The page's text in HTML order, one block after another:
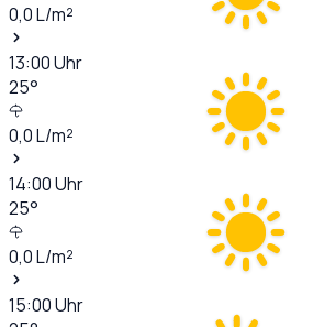
0,0L/m²
13:00Uhr
25°
0,0L/m²
14:00Uhr
25°
0,0L/m²
15:00Uhr